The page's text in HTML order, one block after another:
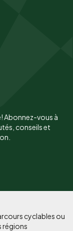
Abonnez-vous à
conseils et
cyclables ou
régions